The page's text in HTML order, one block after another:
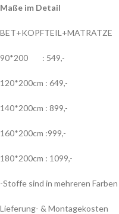
Maße im Detail
BET+KOPFTEIL+MATRATZE
90*200 : 549,-
120*200cm : 649,-
140*200cm : 899,-
160*200cm :999,-
180*200cm : 1099,-
-Stoffe sind in mehreren
Lieferung- & Montagekosten